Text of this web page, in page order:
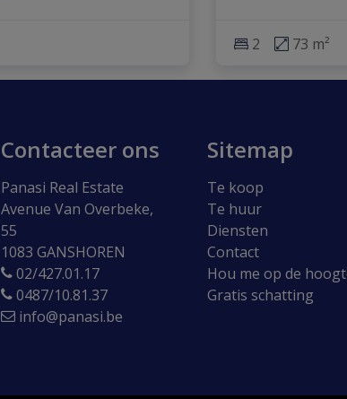
2 73 m²
Contacteer ons
Panasi Real Estate
Avenue Van Overbeke,
55
1083 GANSHOREN
02/427.01.17
0487/10.81.37
info@panasi.be
Sitemap
Te koop
Te huur
Diensten
Contact
Hou me op de
Gratis schatting